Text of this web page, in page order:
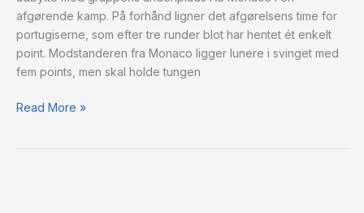
afgørende kamp. På forhånd ligner det afgørelsens time for
portugiserne, som efter tre runder blot har hentet ét enkelt
point. Modstanderen fra Monaco ligger lunere i svinget med
fem points, men skal holde tungen
Read More »